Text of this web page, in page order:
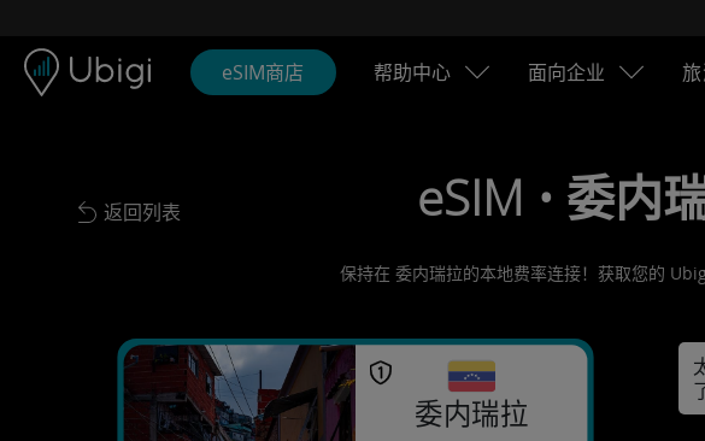
eSIM商店 帮助中心 面向企业
Back to list
返回列表 eSIM • 委内
保持在 委内瑞拉的本地费率连接！获取您的
委内瑞拉